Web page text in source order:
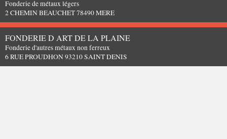
Fonderie de métaux légers
2 CHEMIN BEAUCHET 78490 MERE
FONDERIE D ART DE LA PLAINE
Fonderie d'autres métaux non ferreux
6 RUE PROUDHON 93210 SAINT DENIS